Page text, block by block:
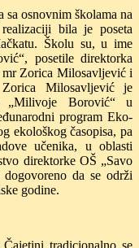
sa osnovnim školama na
bila je poseta
Školu su, u ime
posetile direktorka
Zorica Milosavljević i
Milosavljević je
„Milivoje Borović“ u
program Eko-
ekološkog časopisa, pa
učenika, u oblasti
direktorke OŠ „Savo
da se održi
godine.
tradicionalno se